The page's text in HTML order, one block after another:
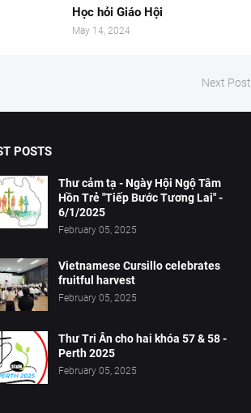
Học hỏi Giáo Hội
May 14, 2024
Next Post
POSTS
Thư cảm tạ - Ngày Hội Ngộ Tâm
Hồn Trẻ "Tiếp Bước Tương Lai" -
6/1/2025
February 05, 2025
Vietnamese Cursillo celebrates
fruitful harvest
February 05, 2025
Thư Tri Ân cho hai khóa 57 & 58 -
Perth 2025
February 05, 2025